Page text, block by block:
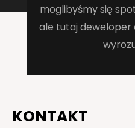
moglibyśmy się
ale tutaj deweloper
KONTAKT